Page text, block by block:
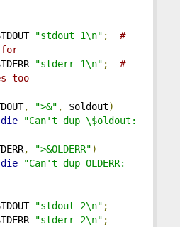
"stdout 1\n" ;
#
"stderr 1\n" ;
#
too
, ">&" , $oldout)
die
"Can't dup \$oldout:
, ">&OLDERR")
die
"Can't dup OLDERR:
"stdout 2\n" ;
"stderr 2\n" ;